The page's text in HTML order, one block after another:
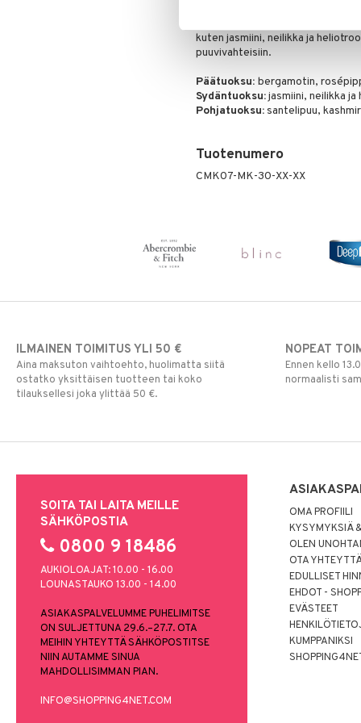
raikkaudella ja kutittavan
kuten jasmiini, neilikka ja
puuvivahteisiin.
Päätuoksu: bergamotin,
Sydäntuoksu:jasmiini, neilikka ja
Pohjatuoksu:santelipuu,
Tuotenumero
CMK07-MK-30-XX-XX
ILMAINEN TOIMITUS YLI 50 €
Aina maksuton vaihtoehto, huolimatta siitä
ostatko yksittäisen tuotteen tai koko
tilauksellesi joka ylittää 50 €.
NOPEAT
Ennen kello
normaalisti
SOITA TAI LAITA MEILLE
SÄHKÖPOSTIA
0800 9 18486
AUKIOLOAJAT: 10.00 - 16.00
LOUNASTAUKO 13.00 - 14.00
ASIAKASPALVELUMME PUHELIMITSE
ON SULJETTUNA 29.6.–27.7. OTA
MEIHIN YHTEYTTÄ SÄHKÖPOSTITSE
NIIN AUTAMME SINUA
MAHDOLLISIMMAN PIAN.
INFO@SHOPPING4NET.COM
OMA PROFIILI
KYSYMYKSIÄ
OLEN
OTA
EDULLISET
EHDOT -
EVÄSTEET
KUMPPANIKSI